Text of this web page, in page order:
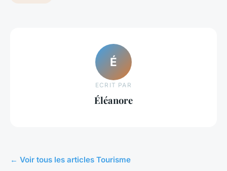
É
ECRIT PAR
Éléanore
← Voir tous les articles Tourisme